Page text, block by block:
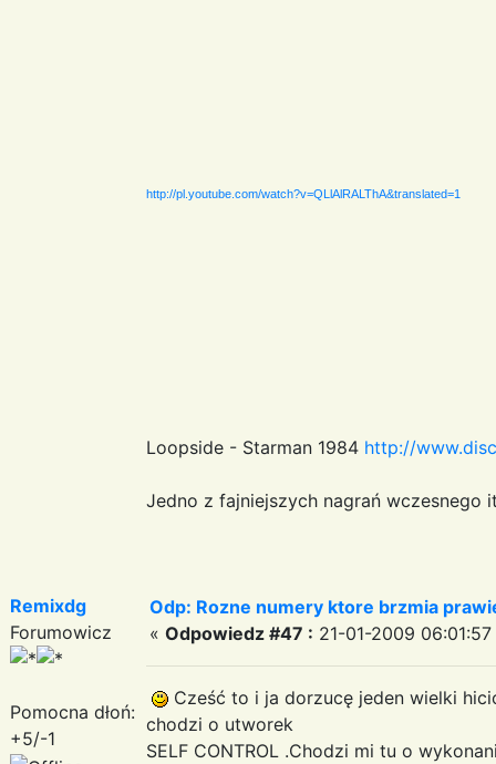
http://pl.youtube.com/watch?v=QLlAlRALThA&translated=1
Loopside - Starman 1984 http://
Jedno z fajniejszych nagrań wczesnego
Remixdg
Forumowicz
Pomocna dłoń:
+5/-1
Odp: Rozne numery ktore brzmia
« Odpowiedz #47 : 21-01-2009 06:01:57
Cześć to i ja dorzucę jeden wielki
chodzi o utworek
SELF CONTROL .Chodzi mi tu o